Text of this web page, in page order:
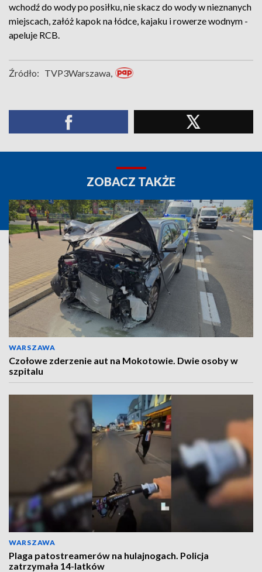
wchodź do wody po posiłku, nie skacz do wody w nieznanych
miejscach, załóż kapok na łódce, kajaku i rowerze wodnym -
apeluje RCB.
Źródło: TVP3Warszawa,
ZOBACZ TAKŻE
WARSZAWA
Czołowe zderzenie aut na Mokotowie. Dwie osoby w
szpitalu
WARSZAWA
Plaga patostreamerów na hulajnogach. Policja
zatrzymała 14-latków